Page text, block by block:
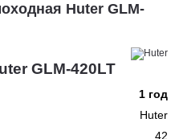
Huter GLM-
GLM-420LT
1 год
Huter
42